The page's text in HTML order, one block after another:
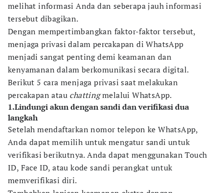
melihat informasi Anda dan seberapa jauh informasi
tersebut dibagikan.
Dengan mempertimbangkan faktor-faktor tersebut,
menjaga privasi dalam percakapan di WhatsApp
menjadi sangat penting demi keamanan dan
kenyamanan dalam berkomunikasi secara digital.
Berikut 5 cara menjaga privasi saat melakukan
percakapan atau chattingmelalui WhatsApp.
1.Lindungi akun dengan sandi dan verifikasi dua
langkah
Setelah mendaftarkan nomor telepon ke WhatsApp,
Anda dapat memilih untuk mengatur sandi untuk
verifikasi berikutnya. Anda dapat menggunakan Touch
ID, Face ID, atau kode sandi perangkat untuk
memverifikasi diri.